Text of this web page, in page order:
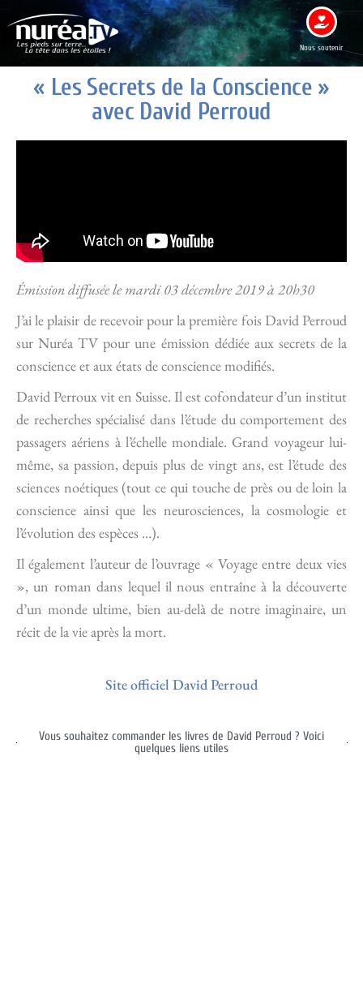
Nous soutenir
« Les Secrets de la Conscience »
avec David Perroud
Émission diffusée le mardi 03 décembre 2019 à 20h30
J’ai le plaisir de recevoir pour la première fois David Perroud
sur Nuréa TV pour une émission dédiée aux secrets de la
conscience et aux états de conscience modifiés.
David Perroux vit en Suisse. Il est cofondateur d’un institut
de recherches spécialisé dans l’étude du comportement des
passagers aériens à l’échelle mondiale. Grand voyageur lui-
même, sa passion, depuis plus de vingt ans, est l’étude des
sciences noétiques (tout ce qui touche de près ou de loin la
conscience ainsi que les neurosciences, la cosmologie et
l’évolution des espèces …).
Il également l’auteur de l’ouvrage « Voyage entre deux vies
», un roman dans lequel il nous entraîne à la découverte
d’un monde ultime, bien au-delà de notre imaginaire, un
récit de la vie après la mort.
Site officiel David Perroud
Vous souhaitez commander les livres de David Perroud ? Voici
quelques liens utiles